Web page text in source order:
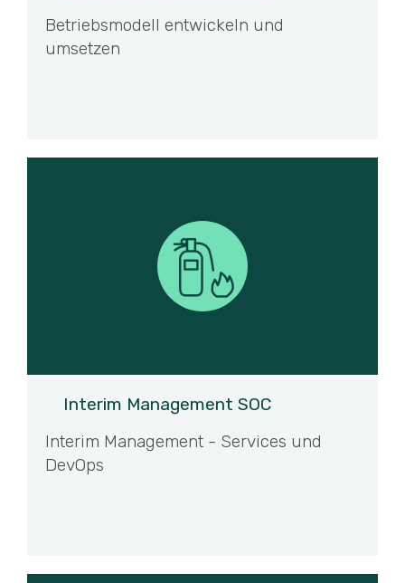
Betriebsmodell entwickeln und
umsetzen
Interim Management SOC
Interim Management - Services und
DevOps